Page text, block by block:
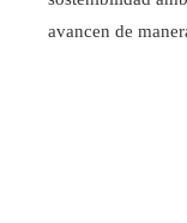
avancen de